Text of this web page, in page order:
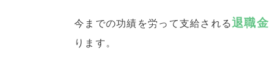
今までの功績を労って支給される退職金
ります。